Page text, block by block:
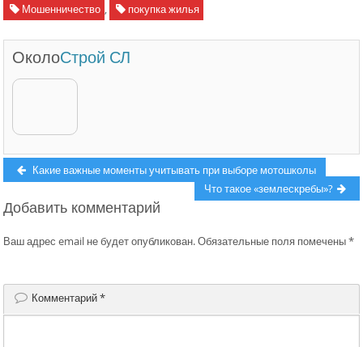
Мошенничество , покупка жилья
ОколоСтрой СЛ
Навигация
записям
Previous
Какие важные моменты учитывать при выборе мотошколы
Next
Что такое «землескребы»?
Добавить комментарий
Ваш адрес email не будет опубликован.Обязательные поля помечены*
Комментарий*